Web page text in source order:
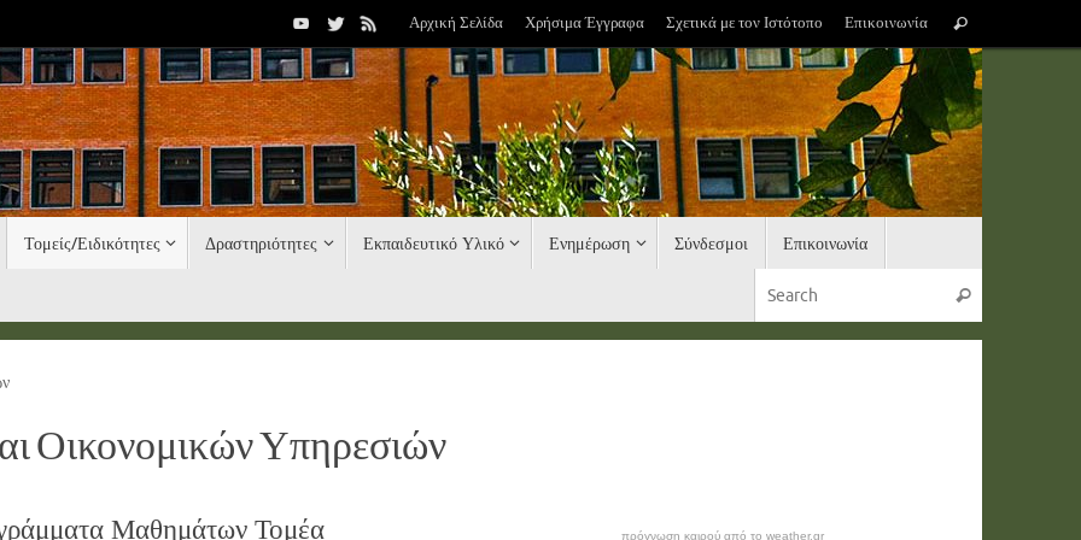
Αρχική Σελίδα Χρήσιμα Έγγραφα Σχετικά με τον Ιστότοπο Επικοινωνία
for:
Search
Τομείς/Ειδικότητες Δραστηριότητες Εκπαιδευτικό Υλικό Ενημέρωση Σύνδεσμοι
Επικοινωνία
Search
Οικονομικών Υπηρεσιών
Μαθημάτων Τομέα πρόγνωση καιρού από το weather.gr